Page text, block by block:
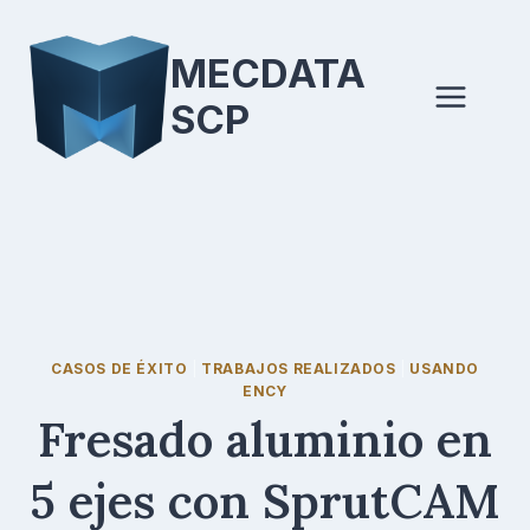
contenido
MECDATA
SCP
CASOS DE ÉXITO TRABAJOS REALIZADOS
USANDO
ENCY
Fresado aluminio en
5 ejes con SprutCAM